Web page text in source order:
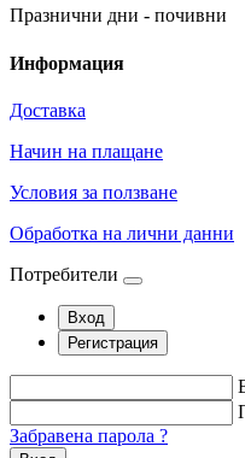
Празнични дни - почивни
Информация
Доставка
Начин на плащане
Условия за ползване
Обработка на лични данни
Потребители
Вход
Регистрация
Забравена парола ?